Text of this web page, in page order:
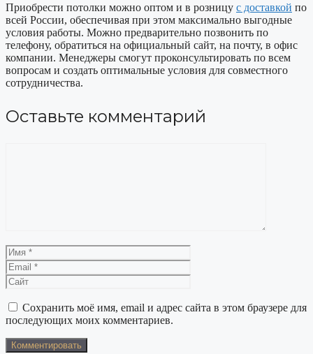
Приобрести потолки можно оптом и в розницу с доставкой по
всей России, обеспечивая при этом максимально выгодные
условия работы. Можно предварительно позвонить по
телефону, обратиться на официальный сайт, на почту, в офис
компании. Менеджеры смогут проконсультировать по всем
вопросам и создать оптимальные условия для совместного
сотрудничества.
Оставьте комментарий
Имя
Сохранить моё имя, email и адрес сайта в этом браузере для
последующих моих комментариев.